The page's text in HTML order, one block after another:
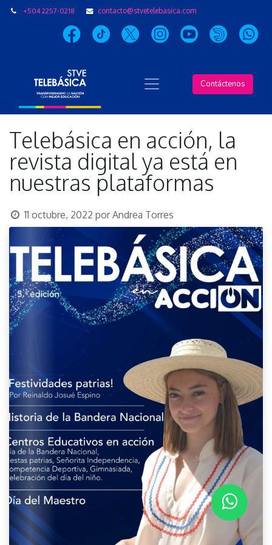
+504 2257-0218 contacto@stvetelebasica.com
Contáctenos
Telebásica en acción, la
revista digital ya está en
nuestras plataformas
11 octubre, 2022 porAndrea Torres